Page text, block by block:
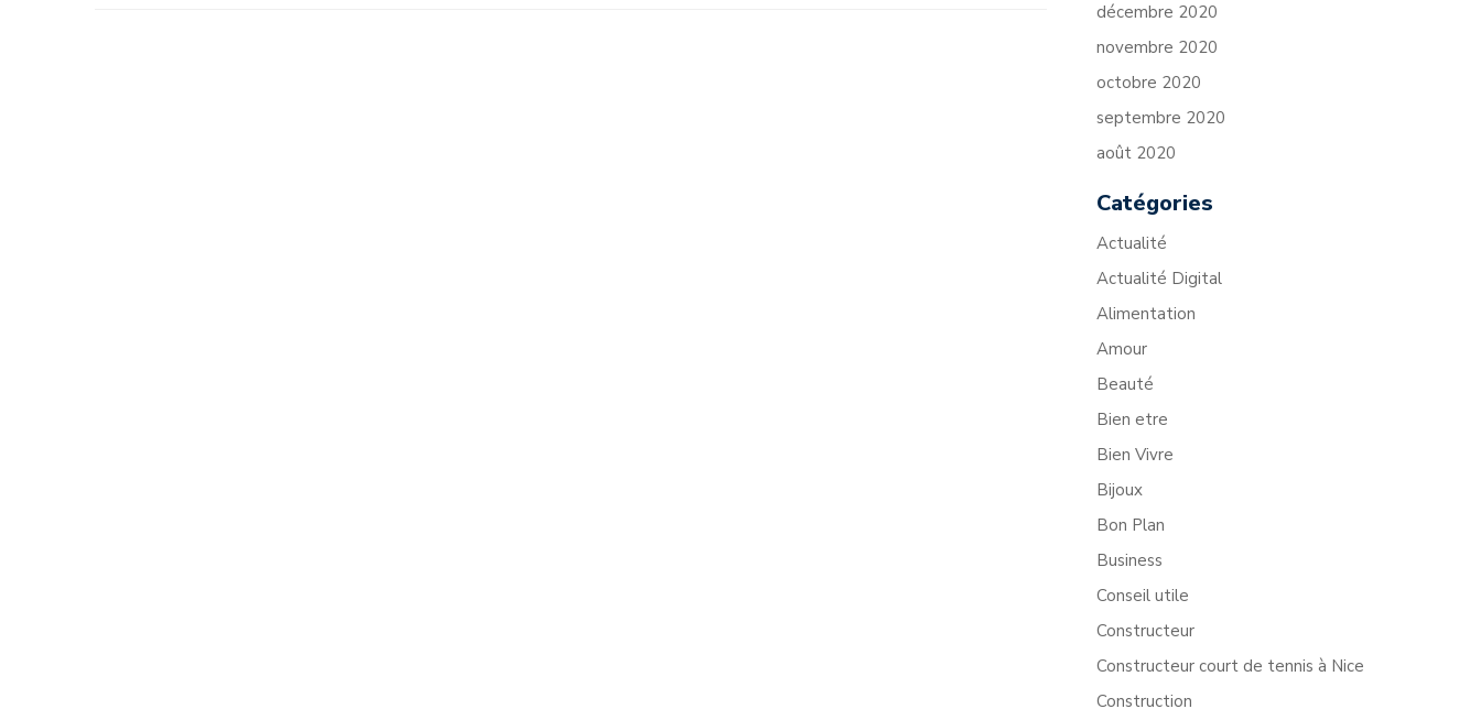
décembre 2020
novembre 2020
octobre 2020
septembre 2020
août 2020
Catégories
Actualité
Actualité Digital
Alimentation
Amour
Beauté
Bien etre
Bien Vivre
Bijoux
Bon Plan
Business
Conseil utile
Constructeur
Constructeur court de tennis à Nice
Construction